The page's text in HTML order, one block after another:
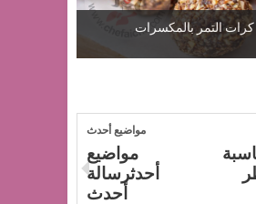
التمر بالمكسرات
مواضيع أحدث
مواضيع
أحدثرسالة
أحدث